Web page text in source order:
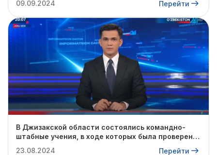
09.09.2024
Перейти
В Джизакской области состоялись командно-
штабные учения, в ходе которых была проверена
23.08.2024 Перейти